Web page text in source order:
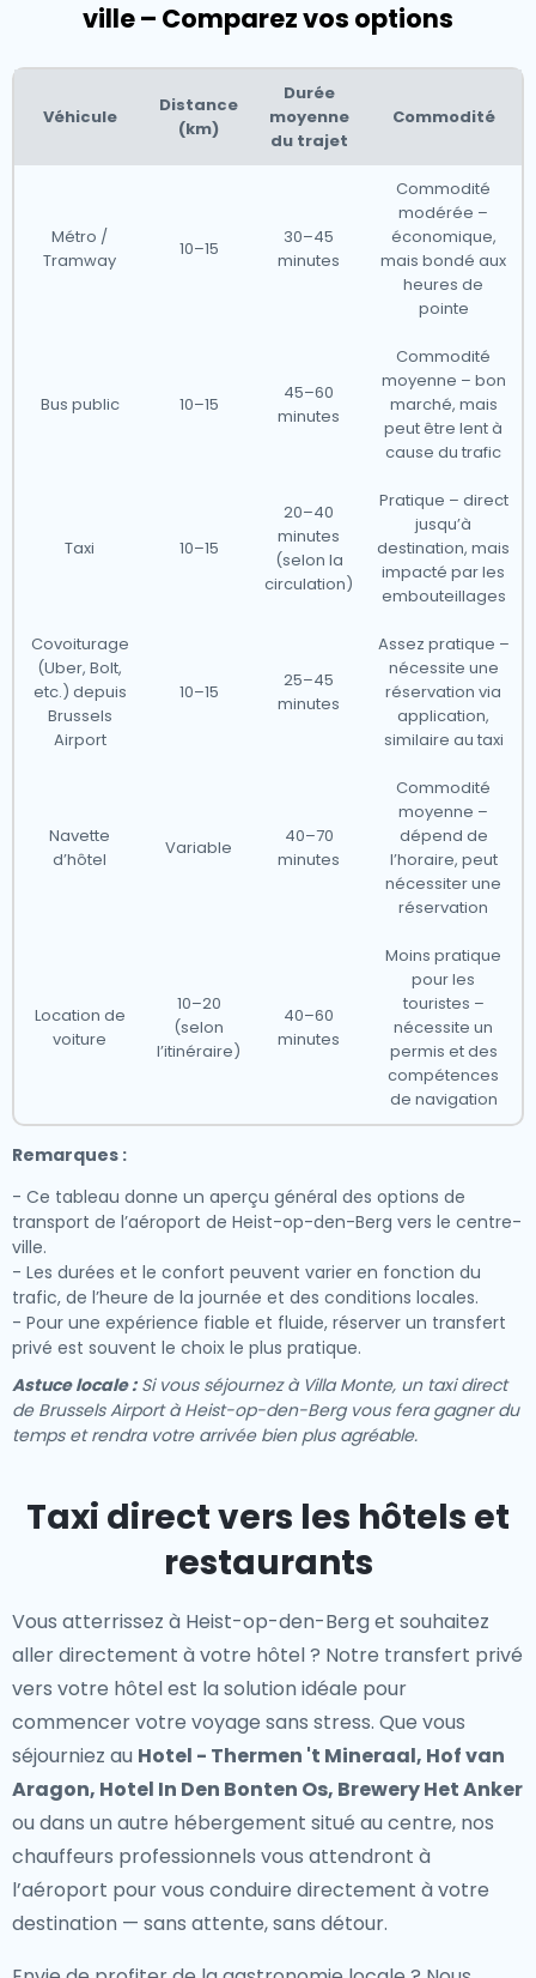
ville – Comparez vos options
Véhicule
Distance
(km)
Durée
moyenne
du trajet
Commodité
Métro /
Tramway
10–15
30–45
minutes
Commodité
modérée –
économique,
mais bondé aux
heures de
pointe
Bus public 10–15
45–60
minutes
Commodité
moyenne – bon
marché, mais
peut être lent à
cause du trafic
Taxi 10–15
20–40
minutes
(selon la
circulation)
Pratique – direct
jusqu’à
destination, mais
impacté par les
embouteillages
Covoiturage
(Uber, Bolt,
etc.) depuis
Brussels
Airport
10–15
25–45
minutes
Assez pratique –
nécessite une
réservation via
application,
similaire au taxi
Navette
d’hôtel
Variable
40–70
minutes
Commodité
moyenne –
dépend de
l’horaire, peut
nécessiter une
réservation
Location de
voiture
10–20
(selon
l’itinéraire)
40–60
minutes
Moins pratique
pour les
touristes –
nécessite un
permis et des
compétences
de navigation
Remarques :
- Ce tableau donne un aperçu général des options de
transport de l’aéroport de Heist-op-den-Berg vers le centre-
ville.
- Les durées et le confort peuvent varier en fonction du
trafic, de l’heure de la journée et des conditions locales.
- Pour une expérience fiable et fluide, réserver un transfert
privé est souvent le choix le plus pratique.
Astuce locale :Si vous séjournez à Villa Monte, un taxi direct
de Brussels Airport à Heist-op-den-Berg vous fera gagner du
temps et rendra votre arrivée bien plus agréable.
Taxi direct vers les hôtels et
restaurants
Vous atterrissez à Heist-op-den-Berg et souhaitez
aller directement à votre hôtel ? Notre transfert privé
vers votre hôtelest la solution idéale pour
commencer votre voyage sans stress. Que vous
séjourniez au Hotel - Thermen 't Mineraal, Hof van
Aragon, Hotel In Den Bonten Os, Brewery Het Anker
ou dans un autre hébergement situé au centre, nos
chauffeurs professionnels vous attendront à
l’aéroport pour vous conduire directement à votre
destination — sans attente, sans détour.